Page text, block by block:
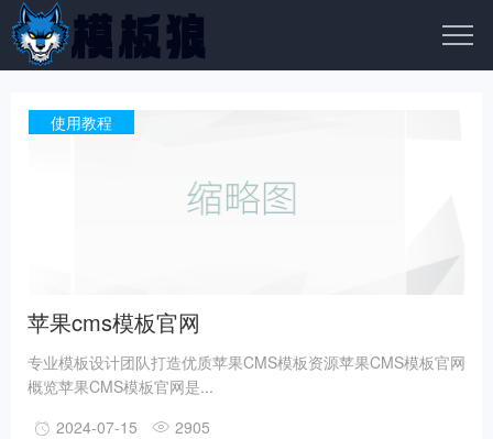
使用教程
苹果cms模板官网
专业模板设计团队打造优质苹果CMS模板资源苹果CMS模板官网
概览苹果CMS模板官网是...
2024-07-15
2905